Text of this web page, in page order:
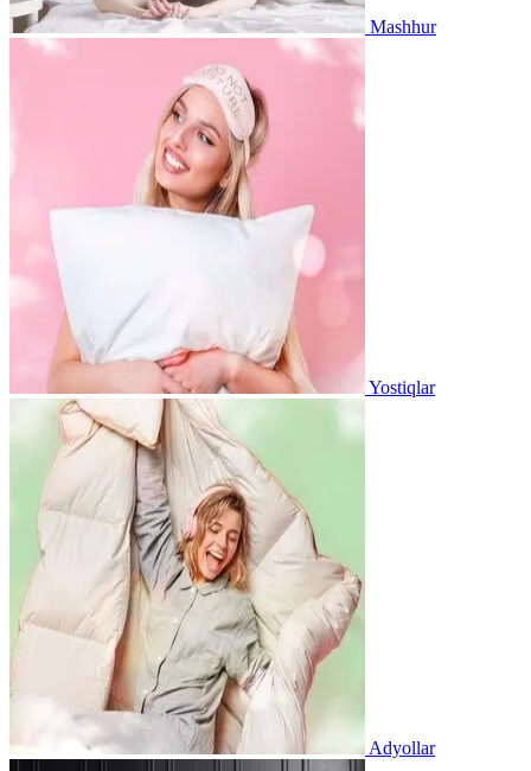
Mashhur
Yostiqlar
Adyollar